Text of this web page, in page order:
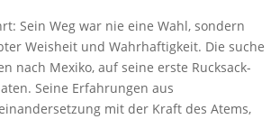
Sein Weg war nie eine Wahl, sondern
Weisheit und Wahrhaftigkeit. Die suche
nach Mexiko, auf seine erste Rucksack-
Seine Erfahrungen aus
mit der Kraft des Atems,